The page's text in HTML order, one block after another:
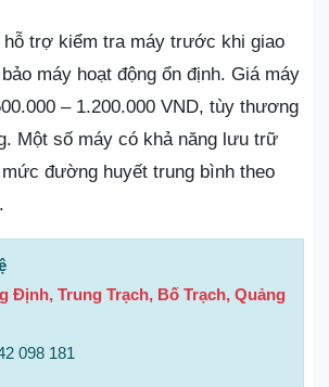
trợ kiểm tra máy trước khi giao
máy hoạt động ổn định. Giá máy
– 1.200.000 VND, tùy thương
Một số máy có khả năng lưu trữ
đường huyết trung bình theo
Định, Trung Trạch, Bố Trạch, Quảng
098 181